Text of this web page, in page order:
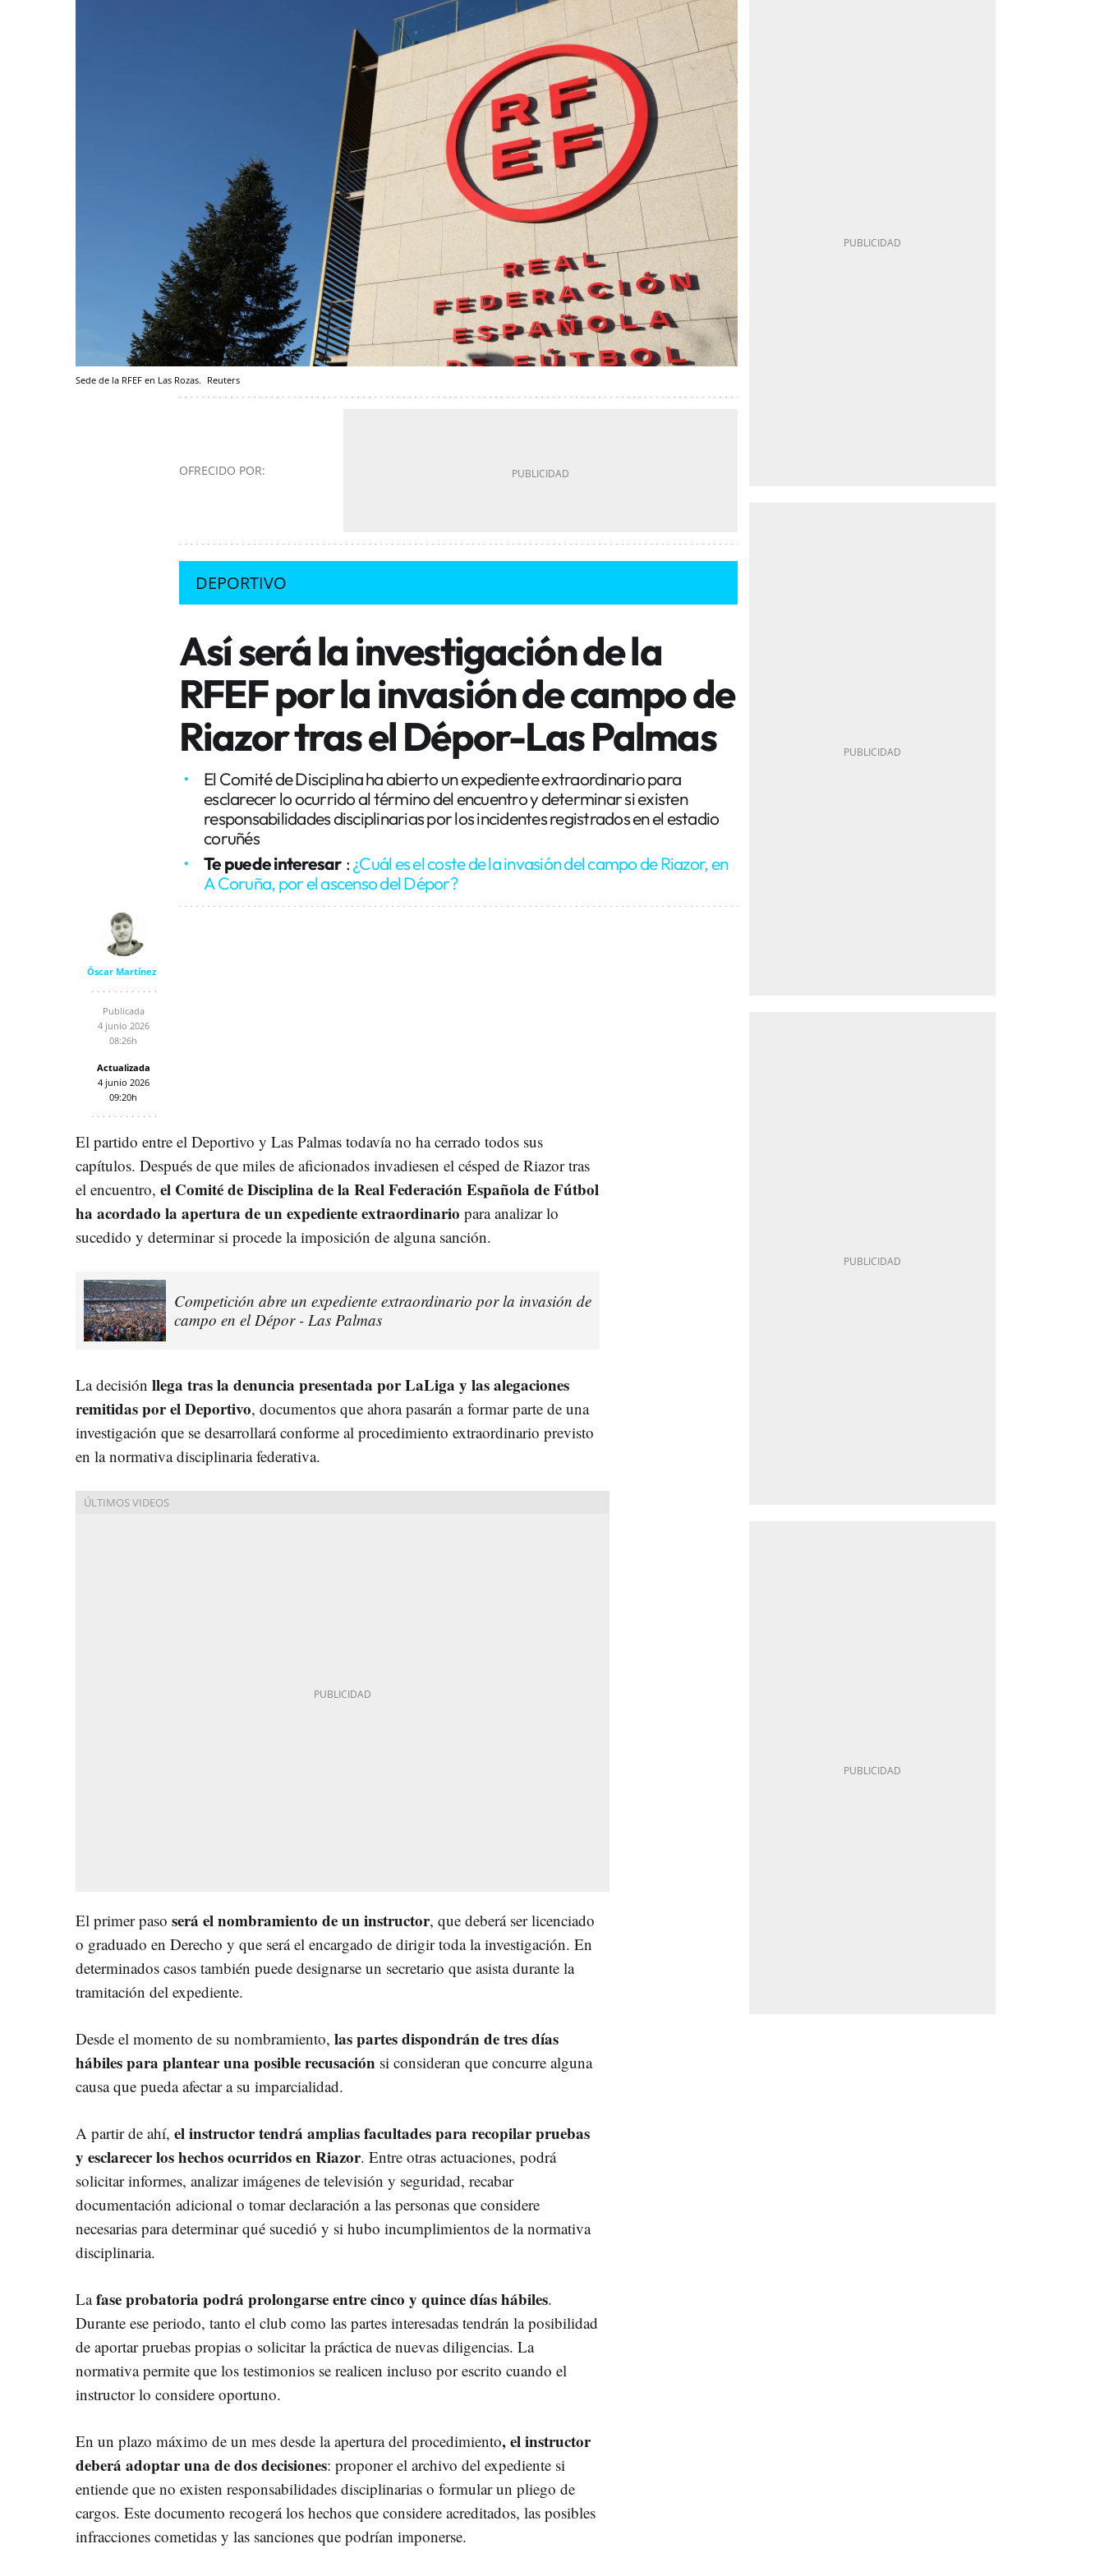
Sede de la RFEF en Las Rozas. Reuters
OFRECIDO POR:
DEPORTIVO
Así será la investigación de la
RFEF por la invasión de campo de
Riazor tras el Dépor-Las Palmas
El Comité de Disciplina ha abierto un expediente extraordinario para
esclarecer lo ocurrido al término del encuentro y determinar si existen
responsabilidades disciplinarias por los incidentes registrados en el estadio
coruñés
Te puede interesar :¿Cuál es el coste de la invasión del campo de Riazor, en
A Coruña, por el ascenso del Dépor?
Óscar Martínez
Publicada
4 junio 2026
08:26h
Actualizada
4 junio 2026
09:20h
El partido entre el Deportivo y Las Palmas todavía no ha cerrado todos sus
capítulos. Después de que miles de aficionados invadiesen el césped de Riazor tras
el encuentro, el Comité de Disciplina de la Real Federación Española de Fútbol
ha acordado la apertura de un expediente extraordinario para analizar lo
sucedido y determinar si procede la imposición de alguna sanción.
Competición abre un expediente extraordinario por la invasión de
campo en el Dépor - Las Palmas
La decisión llega tras la denuncia presentada por LaLiga y las alegaciones
remitidas por el Deportivo, documentos que ahora pasarán a formar parte de una
investigación que se desarrollará conforme al procedimiento extraordinario previsto
en la normativa disciplinaria federativa.
El primer paso será el nombramiento de un instructor, que deberá ser licenciado
o graduado en Derecho y que será el encargado de dirigir toda la investigación. En
determinados casos también puede designarse un secretario que asista durante la
tramitación del expediente.
Desde el momento de su nombramiento, las partes dispondrán de tres días
hábiles para plantear una posible recusación si consideran que concurre alguna
causa que pueda afectar a su imparcialidad.
A partir de ahí, el instructor tendrá amplias facultades para recopilar pruebas
y esclarecer los hechos ocurridos en Riazor. Entre otras actuaciones, podrá
solicitar informes, analizar imágenes de televisión y seguridad, recabar
documentación adicional o tomar declaración a las personas que considere
necesarias para determinar qué sucedió y si hubo incumplimientos de la normativa
disciplinaria.
Lafase probatoria podrá prolongarse entre cinco y quince días hábiles.
Durante ese periodo, tanto el club como las partes interesadas tendrán la posibilidad
de aportar pruebas propias o solicitar la práctica de nuevas diligencias. La
normativa permite que los testimonios se realicen incluso por escrito cuando el
instructor lo considere oportuno.
En un plazo máximo de un mes desde la apertura del procedimiento, el instructor
deberá adoptar una de dos decisiones: proponer el archivo del expediente si
entiende que no existen responsabilidades disciplinarias o formular un pliego de
cargos. Este documento recogerá los hechos que considere acreditados, las posibles
infracciones cometidas y las sanciones que podrían imponerse.